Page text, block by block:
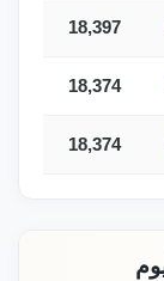
18,397
18,374
18,374